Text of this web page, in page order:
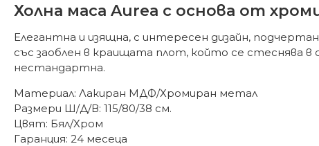
Холна маса Aurea с основа от
Елегантна и изящна, с интересен дизайн,
със заоблен в краищата плот, който се стеснява
нестандартна.
Материал: Лакиран МДФ/Хромиран метал
Размери Ш/Д/В: 115/80/38 см.
Цвят: Бял/Хром
Гаранция: 24 месеца